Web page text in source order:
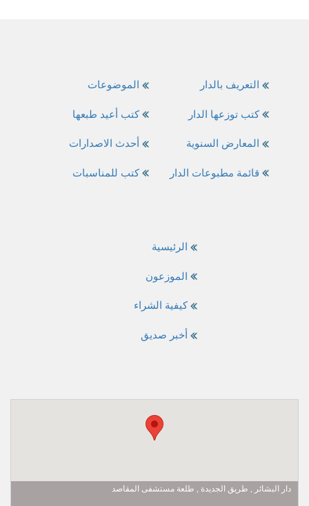
الموضوعات
كتب أعيد طبعها
أحدث الاصدارات
كتب للمناسبات
التعريف بالدار
كتب توزعها الدار
المعارض السنوية
قائمة مطبوعات الدار
الرئيسية
الموزعون
كيفية الشراء
أخبر صديق
دار البشائر , طريق الجديدة , طلعة مستشفى المقاصد